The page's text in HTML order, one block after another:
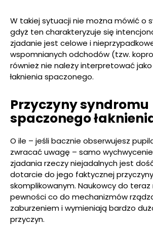
W takiej sytuacji nie można mówić o
gdyż ten charakteryzuje się
zjadanie jest celowe i
wspomnianych odchodów (tzw.
również nie należy interpretować jako
łaknienia spaczonego.
Przyczyny syndromu
spaczonego
O ile – jeśli bacznie obserwujesz
zwracać uwagę – samo
zjadania rzeczy niejadalnych jest
dotarcie do jego faktycznej
skomplikowanym. Naukowcy do
pewności co do mechanizmów
zaburzeniem i wymieniają bardzo
przyczyn.